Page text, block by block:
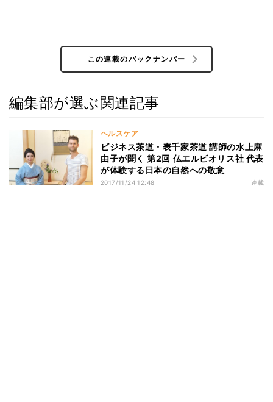
この連載のバックナンバー
編集部が選ぶ関連記事
ヘルスケア
ビジネス茶道・表千家茶道 講師の水上麻
由子が聞く 第2回 仏エルビオリス社 代表
が体験する日本の自然への敬意
2017/11/24 12:48 連載